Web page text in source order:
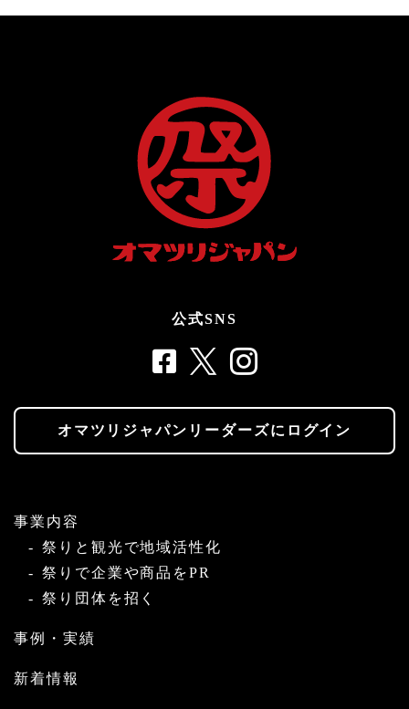
公式SNS
オマツリジャパンリーダーズにログイン
事業内容
祭りと観光で地域活性化
祭りで企業や商品をPR
祭り団体を招く
事例・実績
新着情報